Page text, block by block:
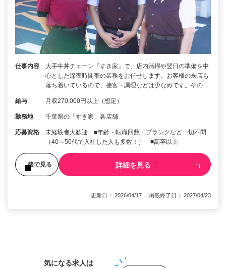
仕事内容
大手牛丼チェーン『すき家』で、店内清掃や翌日の準備を中
心とした深夜時間帯の業務をお任せします。お客様の来店も
落ち着いているので、接客・調理などは少なめです。その…
給与 月収270,000円以上（想定）
勤務地 千葉県の「すき家」各店舗
応募資格
未経験者大歓迎 ■年齢・転職回数・ブランクなど一切不問
（40～50代で入社した人も多数！） ■高卒以上
後で見る 詳細を見る
更新日： 2026/04/17 掲載終了日： 2027/04/23
気になる求人は